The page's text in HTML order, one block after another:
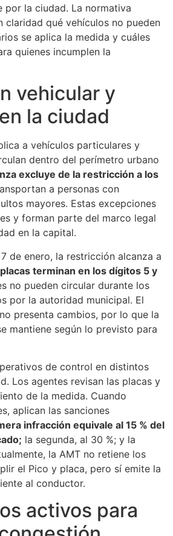
por la ciudad. La normativa
claridad qué vehículos no pueden
se aplica la medida y cuáles
quienes incumplen la
vehicular y
la ciudad
a vehículos particulares y
dentro del perímetro urbano
excluye de la restricción a los
a personas con
mayores. Estas excepciones
y forman parte del marco legal
en la capital.
de enero, la restricción alcanza a
terminan en los dígitos 5 y
no pueden circular durante los
por la autoridad municipal. El
presenta cambios, por lo que la
mantiene según lo previsto para
de control en distintos
Los agentes revisan las placas y
de la medida. Cuando
aplican las sanciones
infracción equivale al 15 % del
la segunda, al 30 %; y la
la AMT no retiene los
el Pico y placa, pero sí emite la
al conductor.
activos para